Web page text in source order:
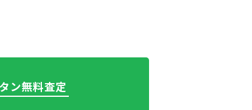
ン無料査定